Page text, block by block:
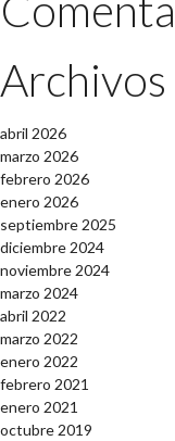
Archivos
abril 2026
marzo 2026
febrero 2026
enero 2026
septiembre 2025
diciembre 2024
noviembre 2024
marzo 2024
abril 2022
marzo 2022
enero 2022
febrero 2021
enero 2021
octubre 2019